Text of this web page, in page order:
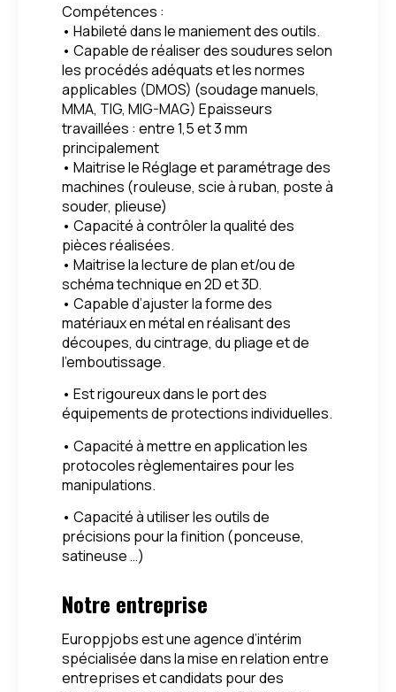
Compétences :
• Habileté dans le maniement des outils.
• Capable de réaliser des soudures selon
les procédés adéquats et les normes
applicables (DMOS) (soudage manuels,
MMA, TIG, MIG-MAG) Epaisseurs
travaillées : entre 1,5 et 3 mm
principalement
• Maitrise le Réglage et paramétrage des
machines (rouleuse, scie à ruban, poste à
souder, plieuse)
• Capacité à contrôler la qualité des
pièces réalisées.
• Maitrise la lecture de plan et/ou de
schéma technique en 2D et 3D.
• Capable d’ajuster la forme des
matériaux en métal en réalisant des
découpes, du cintrage, du pliage et de
l’emboutissage.
• Est rigoureux dans le port des
équipements de protections individuelles.
• Capacité à mettre en application les
protocoles règlementaires pour les
manipulations.
• Capacité à utiliser les outils de
précisions pour la finition (ponceuse,
satineuse …)
Notre entreprise
Europpjobs est une agence d’intérim
spécialisée dans la mise en relation entre
entreprises et candidats pour des